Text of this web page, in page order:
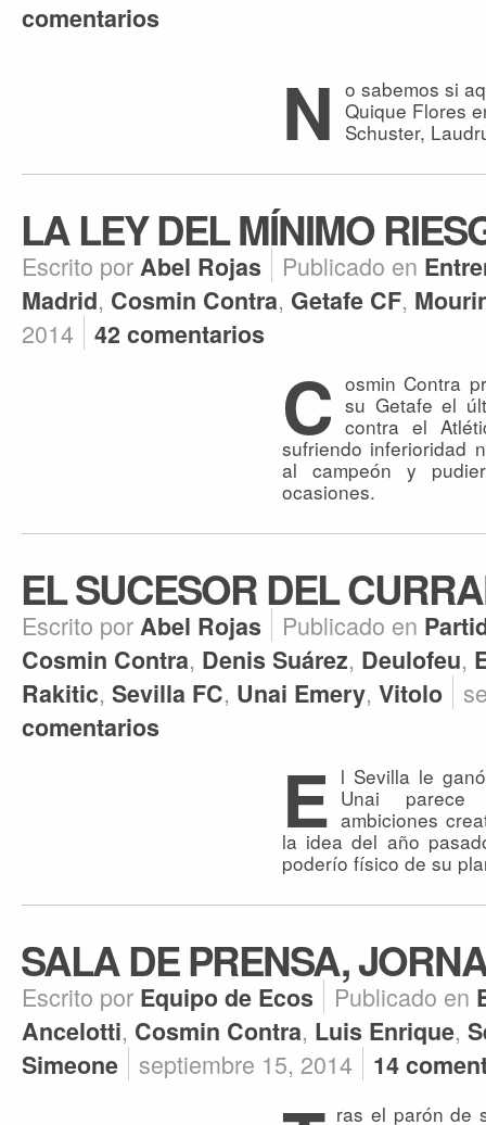
comentarios
N o sabemos si
Quique Flores
Schuster,
LA LEY DEL MÍNIMO
Escrito porAbel Rojas Publicado en
Madrid, Cosmin Contra, Getafe CF,
2014
42 comentarios
C osmin Contra
su Getafe el
contra el
sufriendo inferioridad
al campeón y
ocasiones.
EL SUCESOR DEL
Escrito porAbel Rojas Publicado en
Cosmin Contra, Denis Suárez, Deulofeu,
Rakitic, Sevilla FC, Unai Emery, Vitolo
comentarios
E l Sevilla le
Unai parece
ambiciones
la idea del año
poderío físico de su
SALA DE PRENSA,
Escrito por Equipo de Ecos Publicado en
Ancelotti, Cosmin Contra, Luis Enrique,
Simeone
septiembre 15, 2014 14
ras el parón de